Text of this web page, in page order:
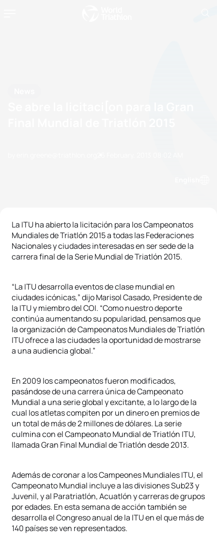
La ITU ha abierto la licitación para los Campeonatos
Mundiales de Triatlón 2015 a todas las Federaciones
Nacionales y ciudades interesadas en ser sede de la
carrera final de la Serie Mundial de Triatlón 2015.
“La ITU desarrolla eventos de clase mundial en
ciudades icónicas,” dijo Marisol Casado, Presidente de
la ITU y miembro del COI. “Como nuestro deporte
continúa aumentando su popularidad, pensamos que
la organización de Campeonatos Mundiales de Triatlón
ITU ofrece a las ciudades la oportunidad de mostrarse
a una audiencia global.”
En 2009 los campeonatos fueron modificados,
pasándose de una carrera única de Campeonato
Mundial a una serie global y excitante, a lo largo de la
cual los atletas compiten por un dinero en premios de
un total de más de 2 millones de dólares. La serie
culmina con el Campeonato Mundial de Triatlón ITU,
llamada Gran Final Mundial de Triatlón desde 2013.
Además de coronar a los Campeones Mundiales ITU, el
Campeonato Mundial incluye a las divisiones Sub23 y
Juvenil, y al Paratriatlón, Acuatlón y carreras de grupos
por edades. En esta semana de acción también se
desarrolla el Congreso anual de la ITU en el que más de
140 países se ven representados.